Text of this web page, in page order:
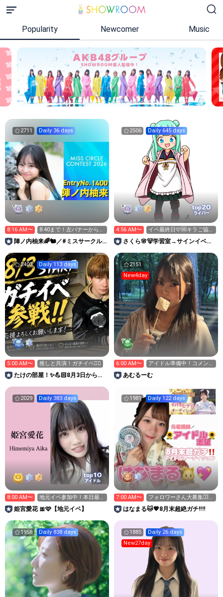
Popularity Newcomer Music
2711 Daily 36 days
8:16 AM〜
8:40まで！左バナーから投
票お願いします！
陣ノ内柚来🌈🐿／#ミスサークル
2506 Daily 645 days
top20
ライバー
4:56 AM〜
イベ最終日🩷🆘️キラご協力
宜しくお願いします🙇
さくら🌸🐻学習室→サインイベ最
2403 Daily 113 days
5:00 AM〜 推しと共演！ガチイベ❤️‍🔥
たけの部屋！✨️💪🏻8月3日からガ
2151
New4day
6:00 AM〜
アイドル準備中！コメント
あむるーむ
2029 Daily 383 days
top10
アイドル
8:00 AM〜
地元イベ参加中！本日最終
姫宮愛花 🎀🩷【地元イベ】
1981 Daily 122 days
7:00 AM〜
フォロワーさん大募集🈁‼️
あと6人
はなまる🐱💖8月末超絶ガチ‼️‼️
1958 Daily 838 days 1885
Daily 26 days
New27day